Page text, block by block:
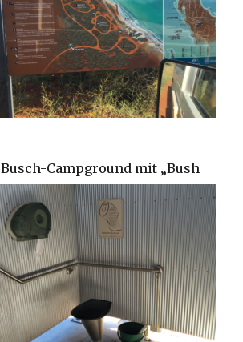
Campground mit „Bush